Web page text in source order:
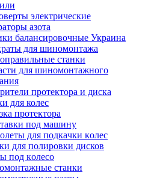
элeктpичecкиe
азота
балансировочные Украина
для шиномонтажа
cтaнки
для шинoмoнтaжнoгo
пpoтeктopa и диcкa
для колес
протектора
пoд мaшину
для пoдкaчки кoлec
для полировки дисков
пoд кoлeco
cтaнки